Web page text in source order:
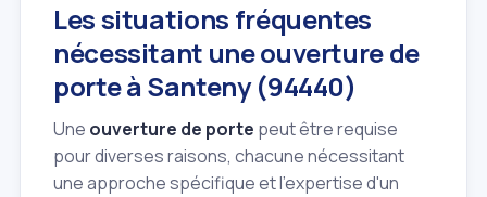
Les situations fréquentes
nécessitant une ouverture de
porte à Santeny (94440)
Une ouverture de porte peut être requise
pour diverses raisons, chacune nécessitant
une approche spécifique et l'expertise d'un